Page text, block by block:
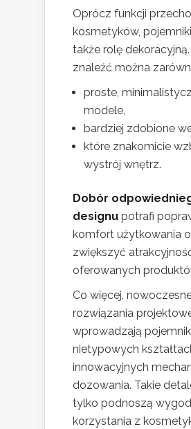
Oprócz funkcji
kosmetyków,
także rolę
znaleźć można
proste,
modele,
bardziej zdobione
które znakomicie
wystrój wnętrz.
Dobór
designu potrafi
komfort użytkowania
zwiększyć
oferowanych
Co więcej,
rozwiązania
wprowadzają
nietypowych
innowacyjnych
dozowania. Takie
tylko podnoszą
korzystania z